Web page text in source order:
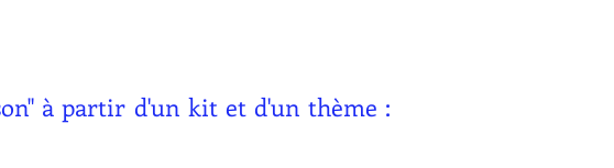
à partir d'un kit et d'un thème :